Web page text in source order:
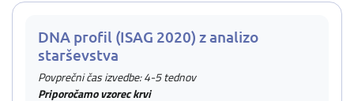
DNA profil (ISAG 2020) z analizo
starševstva
Povprečni čas izvedbe: 4-5 tednov
Priporočamo vzorec krvi